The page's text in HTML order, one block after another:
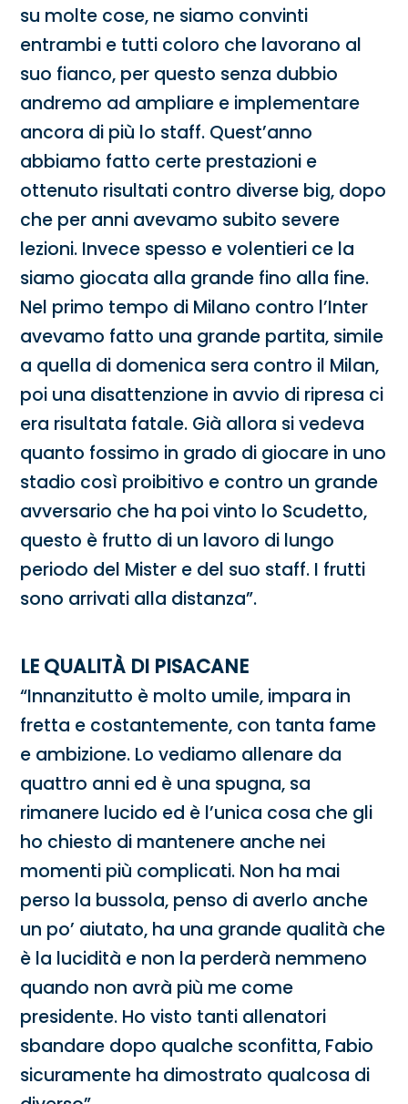
su molte cose, ne siamo convinti
entrambi e tutti coloro che lavorano al
suo fianco, per questo senza dubbio
andremo ad ampliare e implementare
ancora di più lo staff. Quest’anno
abbiamo fatto certe prestazioni e
ottenuto risultati contro diverse big, dopo
che per anni avevamo subito severe
lezioni. Invece spesso e volentieri ce la
siamo giocata alla grande fino alla fine.
Nel primo tempo di Milano contro l’Inter
avevamo fatto una grande partita, simile
a quella di domenica sera contro il Milan,
poi una disattenzione in avvio di ripresa ci
era risultata fatale. Già allora si vedeva
quanto fossimo in grado di giocare in uno
stadio così proibitivo e contro un grande
avversario che ha poi vinto lo Scudetto,
questo è frutto di un lavoro di lungo
periodo del Mister e del suo staff. I frutti
sono arrivati alla distanza”.
LE QUALITÀ DI PISACANE
“Innanzitutto è molto umile, impara in
fretta e costantemente, con tanta fame
e ambizione. Lo vediamo allenare da
quattro anni ed è una spugna, sa
rimanere lucido ed è l’unica cosa che gli
ho chiesto di mantenere anche nei
momenti più complicati. Non ha mai
perso la bussola, penso di averlo anche
un po’ aiutato, ha una grande qualità che
è la lucidità e non la perderà nemmeno
quando non avrà più me come
presidente. Ho visto tanti allenatori
sbandare dopo qualche sconfitta, Fabio
sicuramente ha dimostrato qualcosa di